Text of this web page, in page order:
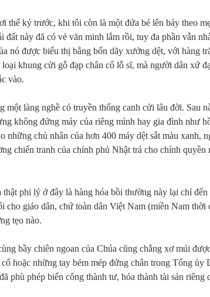
thế kỷ trước, khi tôi còn là một đứa bé lên bảy theo
đất này đã có vẻ văn minh lắm rồi, tuy đa phần vẫn
nó được biểu thị bằng bốn dãy xưởng dệt, với hàng
khung cửi gỗ đạp chân cổ lỗ sĩ, mà người dân xứ
vào.
một làng nghề có truyền thống canh cửi lâu đời. Sau
không đứng máy của riêng mình hay gia đình như
những chủ nhân của hơn 400 máy dệt sắt màu xanh,
chiến tranh của chính phủ Nhật trả cho chính quyền
phi lý ở đây là hàng hóa bồi thường này lại chỉ đến
cho giáo dân, chứ toàn dân Việt Nam (miền Nam thời
tẹo nào.
bầy chiên ngoan của Chúa cũng chẳng xơ múi
hoặc những tay bẻm mép đứng chân trong Tổng ủy
phù phép biến công thành tư, hóa thành tài sản riêng